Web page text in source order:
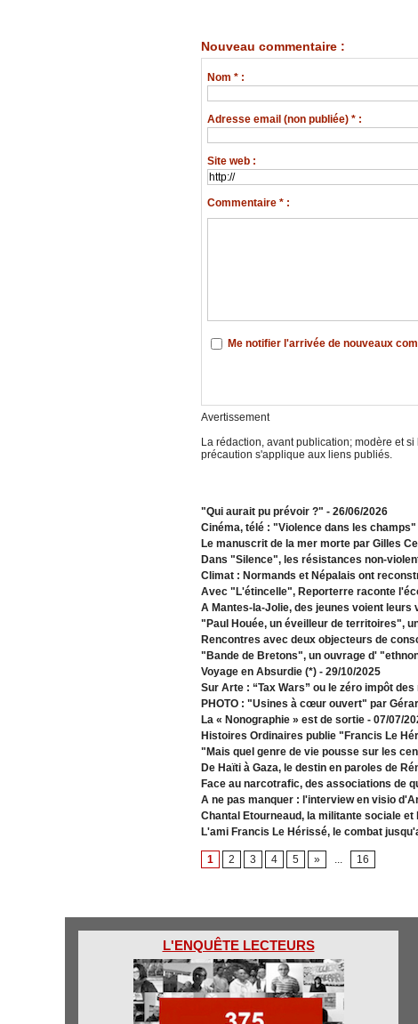
Nouveau commentaire :
Nom * :
Adresse email (non publiée) * :
Site web :
Commentaire * :
Me notifier l'arrivée de nouveaux
Avertissement
La rédaction, avant publication; modère et
précaution s'applique aux liens publiés.
"Qui aurait pu prévoir ?" - 26/06/2026
Cinéma, télé : "Violence dans les champs"
Le manuscrit de la mer morte par Gilles
Dans "Silence", les résistances non-
Climat : Normands et Népalais ont
Avec "L'étincelle", Reporterre raconte
A Mantes-la-Jolie, des jeunes voient
"Paul Houée, un éveilleur de territoires",
Rencontres avec deux objecteurs de
"Bande de Bretons", un ouvrage d'
Voyage en Absurdie (*) - 29/10/2025
Sur Arte : “Tax Wars” ou le zéro impôt
PHOTO : "Usines à cœur ouvert" par
La « Nonographie » est de sortie - 07/07/
Histoires Ordinaires publie "Francis Le
"Mais quel genre de vie pousse sur les
De Haïti à Gaza, le destin en paroles de
Face au narcotrafic, des associations de
A ne pas manquer : l'interview en visio
Chantal Etourneaud, la militante sociale et
L'ami Francis Le Hérissé, le combat
1 2 3 4 5 » ... 16
L'ENQUÊTE LECTEURS